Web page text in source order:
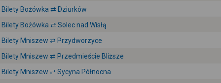
Bilety Bożówka ⇄ Dziurków
Bilety Bożówka ⇄ Solec nad Wisłą
Bilety Mniszew ⇄ Przydworzyce
Bilety Mniszew ⇄ Przedmieście Bliższe
Bilety Mniszew ⇄ Sycyna Północna